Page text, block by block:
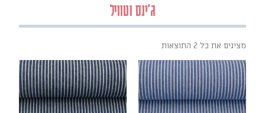
ג'ינס וטוויל
מציגים את כל ⁦2⁩ התוצאות